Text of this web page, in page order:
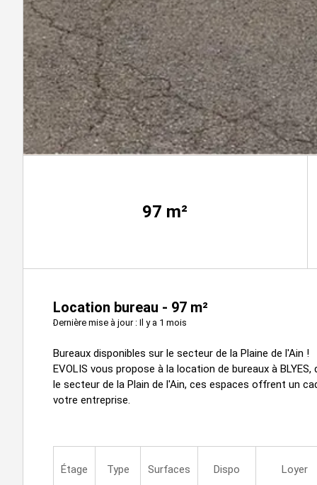
97 m²
Location bureau - 97 m²
Dernière mise à jour : Il y a 1 mois
Bureaux disponibles sur le secteur de la Plaine de l'Ain !
EVOLIS vous propose à la location de bureaux à
le secteur de la Plain de l'Ain, ces espaces offrent un
votre entreprise.
Étage Type Surfaces Dispo Loyer